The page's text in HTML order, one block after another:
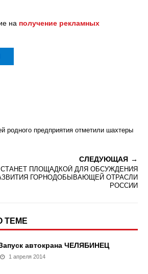
на получение рекламных
родного предприятия отметили шахтеры
СЛЕДУЮЩАЯ
СТАНЕТ ПЛОЩАДКОЙ ДЛЯ ОБСУЖДЕНИЯ
ГОРНОДОБЫВАЮЩЕЙ ОТРАСЛИ
РОССИИ
ТЕМЕ
автокрана ЧЕЛЯБИНЕЦ
1 апреля 2014